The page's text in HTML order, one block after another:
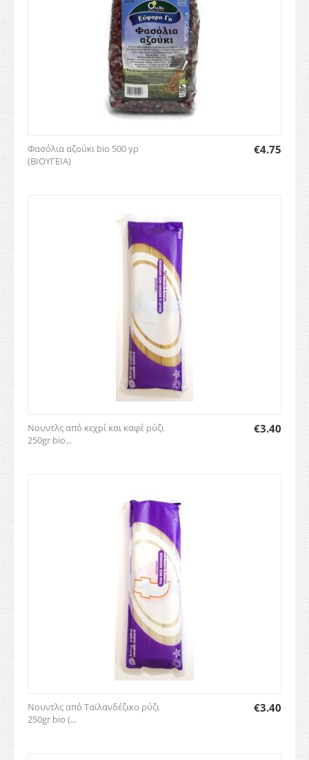
Φασόλια αζούκι bio 500 γρ
(ΒΙΟΥΓΕΙΑ)
€4.75
Νουντλς από κεχρί και καφέ ρύζι
250gr bio...
€3.40
Νουντλς από Ταϊλανδέζικο ρύζι
250gr bio (...
€3.40